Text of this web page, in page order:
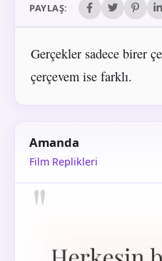
PAYLAŞ:
Gerçekler sadece birer
çerçevem ise farklı.
Amanda
Film Replikleri